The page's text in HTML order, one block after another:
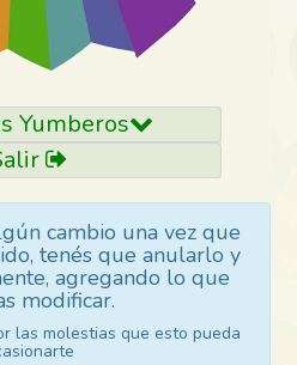
Yumberos
cambio una vez que
tenés que anularlo y
agregando lo que
modificar.
las molestias que esto pueda